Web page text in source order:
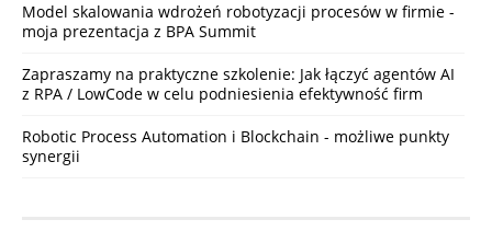
Model skalowania wdrożeń robotyzacji procesów w firmie -
moja prezentacja z BPA Summit
Zapraszamy na praktyczne szkolenie: Jak łączyć agentów AI
z RPA / LowCode w celu podniesienia efektywność firm
Robotic Process Automation i Blockchain - możliwe punkty
synergii